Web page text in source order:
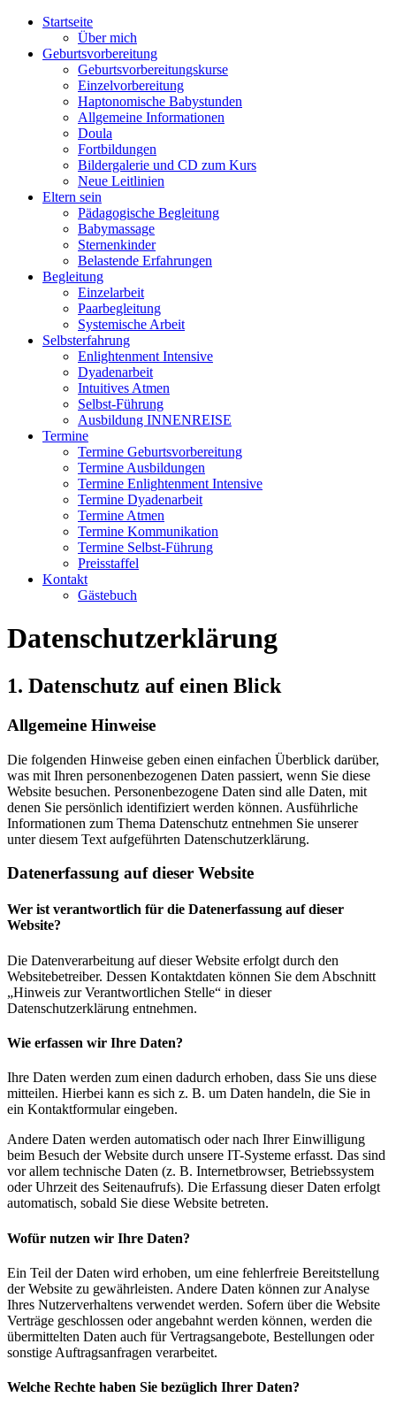
Startseite
Über mich
Geburtsvorbereitung
Geburtsvorbereitungskurse
Einzelvorbereitung
Haptonomische Babystunden
Allgemeine Informationen
Doula
Fortbildungen
Bildergalerie und CD zum Kurs
Neue Leitlinien
Eltern sein
Pädagogische Begleitung
Babymassage
Sternenkinder
Belastende Erfahrungen
Begleitung
Einzelarbeit
Paarbegleitung
Systemische Arbeit
Selbsterfahrung
Enlightenment Intensive
Dyadenarbeit
Intuitives Atmen
Selbst-Führung
Ausbildung INNENREISE
Termine
Termine Geburtsvorbereitung
Termine Ausbildungen
Termine Enlightenment Intensive
Termine Dyadenarbeit
Termine Atmen
Termine Kommunikation
Termine Selbst-Führung
Preisstaffel
Kontakt
Gästebuch
Datenschutzerklärung
1. Datenschutz auf einen Blick
Allgemeine Hinweise
Die folgenden Hinweise geben einen einfachen Überblick darüber,
was mit Ihren personenbezogenen Daten passiert, wenn Sie diese
Website besuchen. Personenbezogene Daten sind alle Daten, mit
denen Sie persönlich identifiziert werden können. Ausführliche
Informationen zum Thema Datenschutz entnehmen Sie unserer
unter diesem Text aufgeführten Datenschutzerklärung.
Datenerfassung auf dieser Website
Wer ist verantwortlich für die Datenerfassung auf dieser
Website?
Die Datenverarbeitung auf dieser Website erfolgt durch den
Websitebetreiber. Dessen Kontaktdaten können Sie dem Abschnitt
„Hinweis zur Verantwortlichen Stelle“ in dieser
Datenschutzerklärung entnehmen.
Wie erfassen wir Ihre Daten?
Ihre Daten werden zum einen dadurch erhoben, dass Sie uns diese
mitteilen. Hierbei kann es sich z. B. um Daten handeln, die Sie in
ein Kontaktformular eingeben.
Andere Daten werden automatisch oder nach Ihrer Einwilligung
beim Besuch der Website durch unsere IT-Systeme erfasst. Das sind
vor allem technische Daten (z. B. Internetbrowser, Betriebssystem
oder Uhrzeit des Seitenaufrufs). Die Erfassung dieser Daten erfolgt
automatisch, sobald Sie diese Website betreten.
Wofür nutzen wir Ihre Daten?
Ein Teil der Daten wird erhoben, um eine fehlerfreie Bereitstellung
der Website zu gewährleisten. Andere Daten können zur Analyse
Ihres Nutzerverhaltens verwendet werden. Sofern über die Website
Verträge geschlossen oder angebahnt werden können, werden die
übermittelten Daten auch für Vertragsangebote, Bestellungen oder
sonstige Auftragsanfragen verarbeitet.
Welche Rechte haben Sie bezüglich Ihrer Daten?